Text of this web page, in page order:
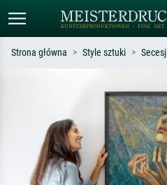
Szukaj wg artysty, tytułu lub stylu – np.
Monet, Gwiaździsta noc,
impresjonizm, fala Hokusaia, akt.
Strona główna Style sztuki